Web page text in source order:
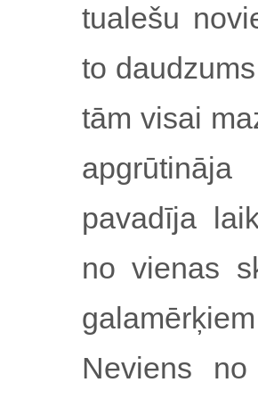
tualešu
to
tām visai
pavadīja
no vienas
Neviens